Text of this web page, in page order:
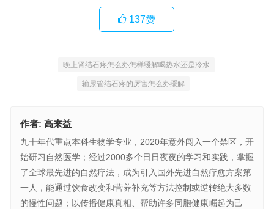
137赞
晚上肾结石疼怎么办怎样缓解喝热水还是冷水
输尿管结石疼的厉害怎么办缓解
作者: 高来益
九十年代重点本科生物学专业，2020年意外闯入一个禁区，开
始研习自然医学；经过2000多个日日夜夜的学习和实践，掌握
了全球最先进的自然疗法，成为引入国外先进自然疗愈方案第
一人，能通过饮食改变和营养补充等方法控制或逆转绝大多数
的慢性问题；以传播健康真相、帮助许多同胞健康崛起为己